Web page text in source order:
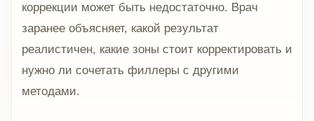
коррекции может быть недостаточно. Врач
заранее объясняет, какой результат
реалистичен, какие зоны стоит корректировать и
нужно ли сочетать филлеры с другими
методами.